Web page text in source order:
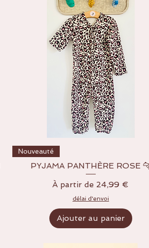
Nouveauté
PYJAMA PANTHÈRE ROSE
À partir de 24,99 €
Prix promotionnel
délai d'envoi
Ajouter au panier